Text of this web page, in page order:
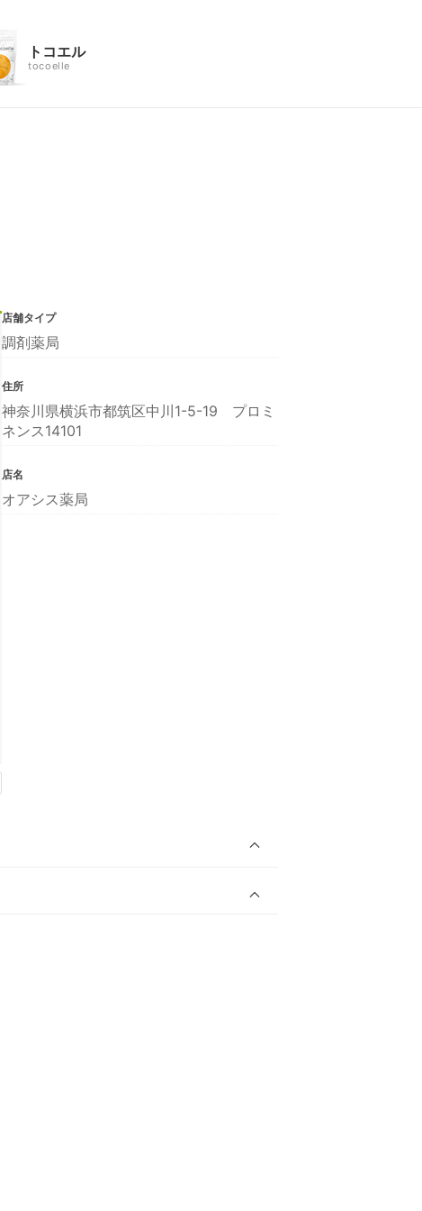
トコエル
tocoelle
店舗タイプ
調剤薬局
住所
神奈川県横浜市都筑区中川1-5-19 プロミ
ネンス14101
店名
オアシス薬局